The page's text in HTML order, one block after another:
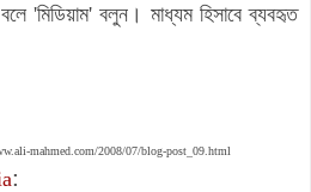
'মিডিয়াম' বলুন। মাধ্যম হিসাবে ব্যবহৃত
mahmed.com/2008/07/blog-post_09.html
: